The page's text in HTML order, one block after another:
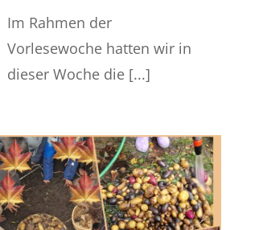
Im Rahmen der
Vorlesewoche hatten wir in
dieser Woche die [...]